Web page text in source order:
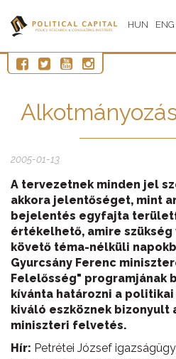
HUN ENG
2005-01-13
A tervezetnek minden jel
akkora jelentőséget, mint
bejelentés egyfajta
értékelhető, amire
követő téma-nélküli
Gyurcsány Ferenc
Felelősség" programjának
kívánta határozni a
kiváló eszköznek bizonyult
miniszteri felvetés.
Hír: Petrétei József